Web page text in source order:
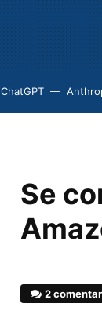
ChatGPT
Se
2